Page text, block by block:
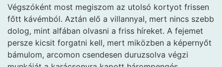
Végszóként most megiszom az utolsó kortyot frissen
főtt kávémból. Aztán elő a villannyal, mert nincs szebb
dolog, mint alfában olvasni a friss híreket. A fejemet
persze kicsit forgatni kell, mert miközben a képernyőt
bámulom, arcomon csendesen duruzsolva végzi